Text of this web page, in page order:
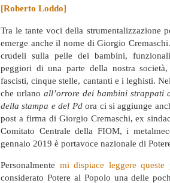
[Roberto Loddo]
Tra le tante voci della strumentalizzazione
emerge anche il nome di Giorgio
crudeli sulla pelle dei bambini,
peggiori di una parte della nostra
fascisti, cinque stelle, cantanti e i leghisti.
che urlano all’orrore dei bambini strappati
della stampa e del Pdora ci si aggiunge
post a firma di Giorgio Cremaschi, ex
Comitato Centrale della FIOM, i
gennaio 2019 è portavoce nazionale di
Personalmente mi dispiace leggere queste
considerato Potere al Popolo una delle